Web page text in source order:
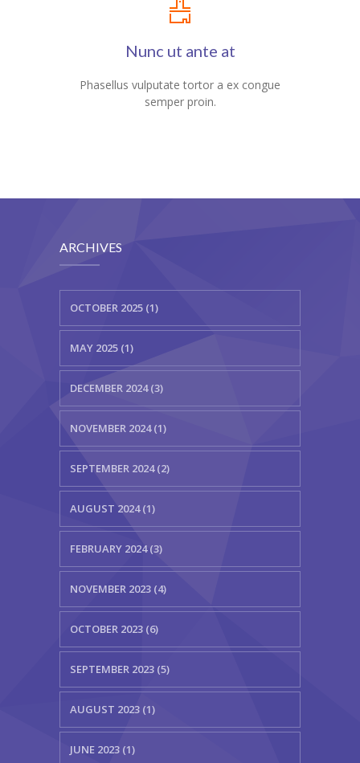
Nunc ut ante at
Phasellus vulputate tortor a ex congue
semper proin.
ARCHIVES
OCTOBER 2025 (1)
MAY 2025 (1)
DECEMBER 2024 (3)
NOVEMBER 2024 (1)
SEPTEMBER 2024 (2)
AUGUST 2024 (1)
FEBRUARY 2024 (3)
NOVEMBER 2023 (4)
OCTOBER 2023 (6)
SEPTEMBER 2023 (5)
AUGUST 2023 (1)
JUNE 2023 (1)